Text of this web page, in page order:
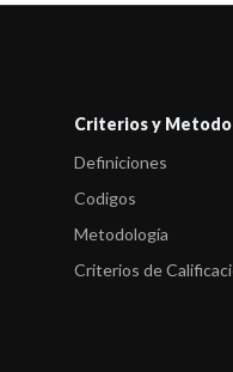
Criterios y
Definiciones
Codigos
Metodología
Criterios de